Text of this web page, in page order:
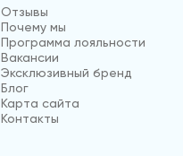
Отзывы
Почему мы
Программа лояльности
Вакансии
Эксклюзивный бренд
Блог
Карта сайта
Контакты